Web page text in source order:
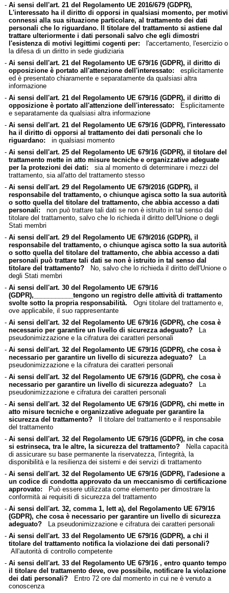
- Ai sensi dell'art. 21 del Regolamento UE 2016/679 (GDPR),
L'interessato ha il diritto di opporsi in qualsiasi momento, per motivi
connessi alla sua situazione particolare, al trattamento dei dati
personali che lo riguardano. Il titolare del trattamento si astiene dal
trattare ulteriormente i dati personali salvo che egli dimostri
l'esistenza di motivi legittimi cogenti per: l'accertamento, l'esercizio o
la difesa di un diritto in sede giudiziaria
- Ai sensi dell'art. 21 del Regolamento UE 679/16 (GDPR), il diritto di
opposizione è portato all'attenzione dell'interessato: esplicitamente
ed è presentato chiaramente e separatamente da qualsiasi altra
informazione
- Ai sensi dell'art. 21 del Regolamento UE 679/16 (GDPR), il diritto di
opposizione è portato all'attenzione dell'interessato: Esplicitamente
e separatamente da qualsiasi altra informazione
- Ai sensi dell'art. 21 del Regolamento UE 679/16 (GDPR), l'interessato
ha il diritto di opporsi al trattamento dei dati personali che lo
riguardano: in qualsiasi momento
- Ai sensi dell'art. 25 del Regolamento UE 679/16 (GDPR), il titolare del
trattamento mette in atto misure tecniche e organizzative adeguate
per la protezioni dei dati: sia al momento di determinare i mezzi del
trattamento, sia all'atto del trattamento stesso
- Ai sensi dell'art. 29 del Regolamento UE 679/2016 (GDPR), il
responsabile del trattamento, o chiunque agisca sotto la sua autorità
o sotto quella del titolare del trattamento, che abbia accesso a dati
personali: non può trattare tali dati se non è istruito in tal senso dal
titolare del trattamento, salvo che lo richieda il diritto dell'Unione o degli
Stati membri
- Ai sensi dell'art. 29 del Regolamento UE 679/2016 (GDPR), il
responsabile del trattamento, o chiunque agisca sotto la sua autorità
o sotto quella del titolare del trattamento, che abbia accesso a dati
personali può trattare tali dati se non è istruito in tal senso dal
titolare del trattamento?No, salvo che lo richieda il diritto dell'Unione o
degli Stati membri
- Ai sensi dell'art. 30 del Regolamento UE 679/16
(GDPR),___________tengono un registro delle attività di trattamento
svolte sotto la propria responsabilità. Ogni titolare del trattamento e,
ove applicabile, il suo rappresentante
- Ai sensi dell'art. 32 del Regolamento UE 679/16 (GDPR), che cosa è
necessario per garantire un livello di sicurezza adeguato?La
pseudonimizzazione e la cifratura dei caratteri personali
- Ai sensi dell'art. 32 del Regolamento UE 679/16 (GDPR), che cosa è
necessario per garantire un livello di sicurezza adeguato?La
pseudonimizzazione e la cifratura dei caratteri personali
- Ai sensi dell'art. 32 del Regolamento UE 679/16 (GDPR), che cosa è
necessario per garantire un livello di sicurezza adeguato?La
pseudonimizzazione e cifratura dei caratteri personali
- Ai sensi dell'art. 32 del Regolamento UE 679/16 (GDPR), chi mette in
atto misure tecniche e organizzative adeguate per garantire la
sicurezza del trattamento?Il titolare del trattamento e il responsabile
del trattamento
- Ai sensi dell'art. 32 del Regolamento UE 679/16 (GDPR), in che cosa
si estrinseca, tra le altre, la sicurezza del trattamento?Nella capacità
di assicurare su base permanente la riservatezza, l'integrità, la
disponibilità e la resilienza dei sistemi e dei servizi di trattamento
- Ai sensi dell'art. 32 del Regolamento UE 679/16 (GDPR), l'adesione a
un codice di condotta approvato da un meccanismo di certificazione
approvato: Può essere utilizzata come elemento per dimostrare la
conformità ai requisiti di sicurezza del trattamento
- Ai sensi dell'art. 32, comma 1, lett a), del Regolamento UE 679/16
(GDPR), che cosa è necessario per garantire un livello di sicurezza
adeguato?La pseudonimizzazione e cifratura dei caratteri personali
- Ai sensi dell'art. 33 del Regolamento UE 679/16 (GDPR), a chi il
titolare del trattamento notifica la violazione dei dati personali?
All'autorità di controllo competente
- Ai sensi dell'art. 33 del Regolamento UE 679/16 , entro quanto tempo
il titolare del trattamento deve, ove possibile, notificare la violazione
dei dati personali?Entro 72 ore dal momento in cui ne è venuto a
conoscenza